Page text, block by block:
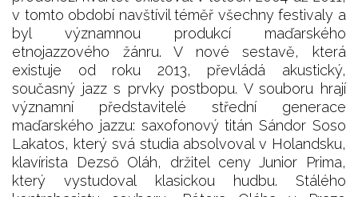
v tomto období navštívil téměř všechny festivaly a
byl významnou produkcí maďarského
etnojazzového žánru. V nové sestavě, která
existuje od roku 2013, převládá akustický,
současný jazz s prvky postbopu. V souboru hrají
významní představitelé střední generace
maďarského jazzu: saxofonový titán Sándor Soso
Lakatos, který svá studia absolvoval v Holandsku,
klavírista Dezső Oláh, držitel ceny Junior Prima,
který vystudoval klasickou hudbu. Stálého